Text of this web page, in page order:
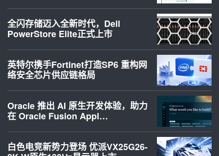
全闪存储迈入全新时代，Dell
PowerStore Elite正式上市
英特尔携手Fortinet打造SP6 重构网
络安全芯片供应链格局
Oracle 推出 AI 原生开发体验，助力
在 Oracle Fusion Appl…
白色电竞新势力登场 优派VX25G26-